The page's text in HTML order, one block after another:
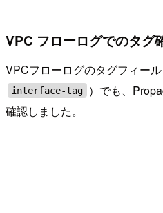
VPC フローログでのタグ
VPCフローログのタグフィー
interface-tag
）でも、
確認しました。